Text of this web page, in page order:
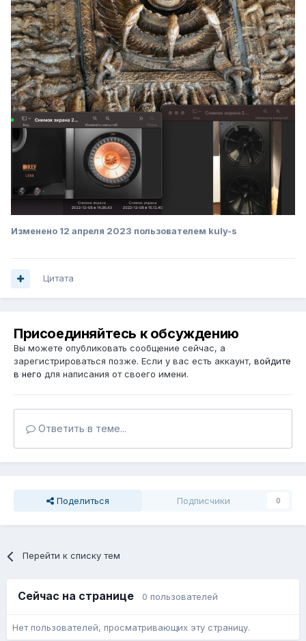
Изменено 12 апреля 2023 пользователем kuly-s
Цитата
Присоединяйтесь к обсуждению
Вы можете опубликовать сообщение сейчас, а
зарегистрироваться позже. Если у вас есть аккаунт, войдите
в него для написания от своего имени.
Ответить в теме...
Поделиться Подписчики 0
Перейти к списку тем
Сейчас на странице 0 пользователей
Нет пользователей, просматривающих эту страницу.